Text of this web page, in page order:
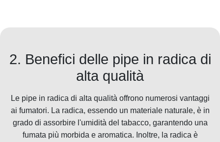
2. Benefici delle pipe in radica di
alta qualità
Le pipe in radica di alta qualità offrono numerosi vantaggi
ai fumatori. La radica, essendo un materiale naturale, è in
grado di assorbire l'umidità del tabacco, garantendo una
fumata più morbida e aromatica. Inoltre, la radica è